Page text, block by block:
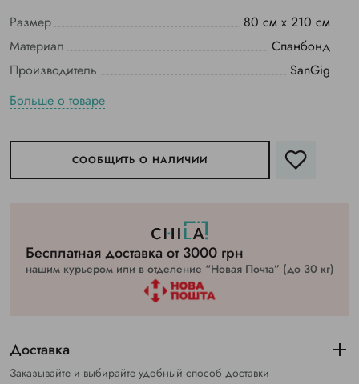
Размер
80 см х 210 см
Материал
Спанбонд
Производитель
SanGig
Больше о товаре
СООБЩИТЬ О НАЛИЧИИ
Бесплатная доставка от 3000 грн
нашим курьером или в отделение “Новая Почта” (до 30 кг)
Доставка
Заказывайте и выбирайте удобный способ доставки